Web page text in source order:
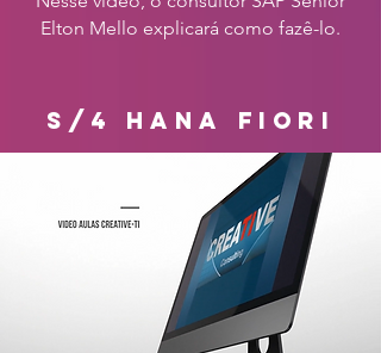
Elton Mello explicará como fazê-lo.
s/4 hana fiori